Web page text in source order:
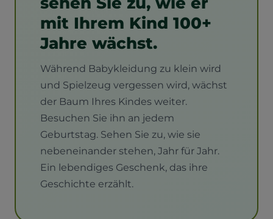
mit Ihrem Kind 100+
Jahre wächst.
Während Babykleidung zu klein wird
und Spielzeug vergessen wird, wächst
der Baum Ihres Kindes weiter.
Besuchen Sie ihn an jedem
Geburtstag. Sehen Sie zu, wie sie
nebeneinander stehen, Jahr für Jahr.
Ein lebendiges Geschenk, das ihre
Geschichte erzählt.